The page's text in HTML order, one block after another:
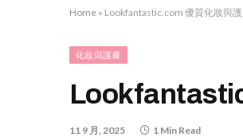
Home » Lookfantastic.com 優質化妝與
化妝與護膚
11 9 月, 2025 1 Min Read